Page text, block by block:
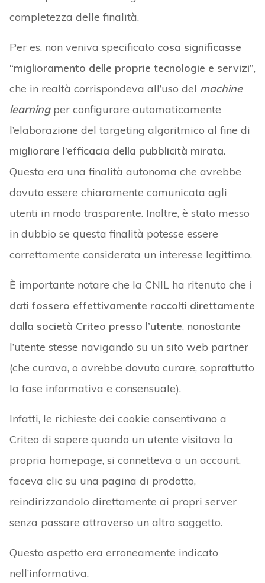
completezza delle finalità.
Per es. non veniva specificato cosa significasse
“miglioramento delle proprie tecnologie e servizi”,
che in realtà corrispondeva all’uso del machine
learningper configurare automaticamente
l’elaborazione del targeting algoritmico al fine di
migliorare l’efficacia della pubblicità mirata.
Questa era una finalità autonoma che avrebbe
dovuto essere chiaramente comunicata agli
utenti in modo trasparente. Inoltre, è stato messo
in dubbio se questa finalità potesse essere
correttamente considerata un interesse legittimo.
È importante notare che la CNIL ha ritenuto che i
dati fossero effettivamente raccolti direttamente
dalla società Criteo presso l’utente, nonostante
l’utente stesse navigando su un sito web partner
(che curava, o avrebbe dovuto curare, soprattutto
la fase informativa e consensuale).
Infatti, le richieste dei cookie consentivano a
Criteo di sapere quando un utente visitava la
propria homepage, si connetteva a un account,
faceva clic su una pagina di prodotto,
reindirizzandolo direttamente ai propri server
senza passare attraverso un altro soggetto.
Questo aspetto era erroneamente indicato
nell’informativa.